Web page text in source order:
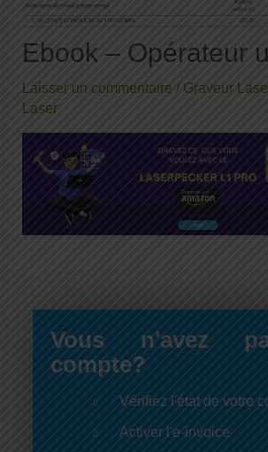
Ebook – Opérateur
Laisser un commentaire / Graveur
Laser
Vous n'avez
compte?
Vérifiez l'état de votre
Activer l'e-invoice